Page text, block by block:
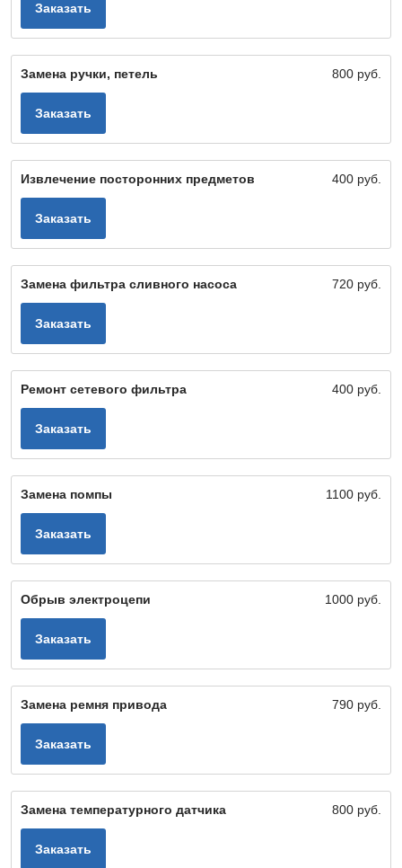
Заказать
Замена ручки, петель 800 руб.
Заказать
Извлечение посторонних предметов 400 руб.
Заказать
Замена фильтра сливного насоса 720 руб.
Заказать
Ремонт сетевого фильтра 400 руб.
Заказать
Замена помпы 1100 руб.
Заказать
Обрыв электроцепи 1000 руб.
Заказать
Замена ремня привода 790 руб.
Заказать
Замена температурного датчика 800 руб.
Заказать